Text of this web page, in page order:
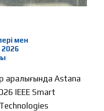
мен
2026
аралығында Astana
IEEE Smart